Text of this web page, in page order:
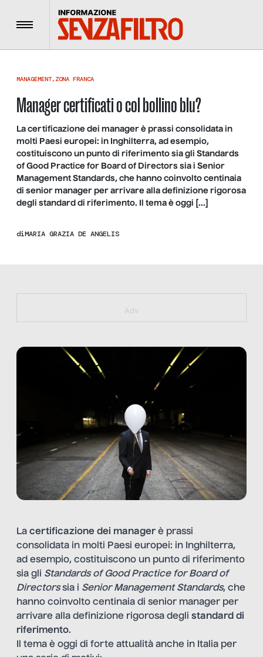
Menu
MANAGEMENT, ZONA FRANCA
Manager certificati o col bollino blu?
La certificazione dei manager è prassi consolidata in
molti Paesi europei: in Inghilterra, ad esempio,
costituiscono un punto di riferimento sia gli Standards
of Good Practice for Board of Directors sia i Senior
Management Standards, che hanno coinvolto centinaia
di senior manager per arrivare alla definizione rigorosa
degli standard di riferimento. Il tema è oggi […]
diMARIA GRAZIA DE ANGELIS
https://bit.ly/muster_aggiornamento
Adv
La certificazione dei managerè prassi
consolidata in molti Paesi europei: in Inghilterra,
ad esempio, costituiscono un punto di riferimento
sia gli Standards of Good Practice for Board of
Directorssia i Senior Management Standards, che
hanno coinvolto centinaia di senior manager per
arrivare alla definizione rigorosa degli standard di
riferimento.
Il tema è oggi di forte attualità anche in Italia per